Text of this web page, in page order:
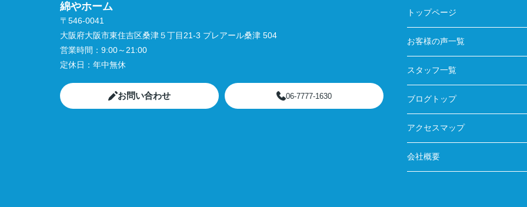
綿やホーム
〒546-0041
大阪府大阪市東住吉区桑津５丁目21-3 プレアール桑津 504
営業時間： 9:00～21:00
定休日： 年中無休
お問い合わせ 06-7777-1630
トップページ
お客様の声一覧
スタッフ一覧
ブログトップ
アクセスマップ
会社概要